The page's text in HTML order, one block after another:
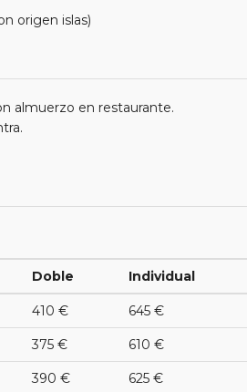
origen islas)
almuerzo en restaurante.
Doble Individual
410 € 645 €
375 € 610 €
390 € 625 €